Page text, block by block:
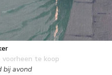
voorheen te koop
bij avond